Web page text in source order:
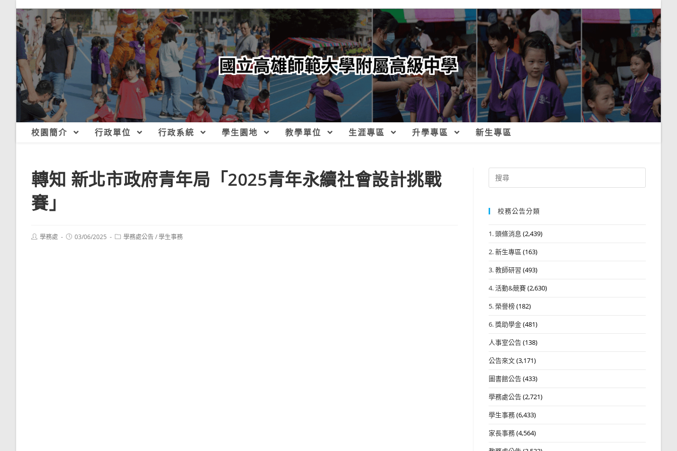
校園簡介 行政單位 行政系統 學生園地 教學單位 生涯專區 升學專區 新生專區
轉知 新北市政府青年局「2025青年永續社會設計挑戰
賽」
Post學務處
Post03/06/2025
Post學務處公告/學生事務
Search
for:
校務公告分類
1. 頭條消息 (2,439)
2. 新生專區 (163)
3. 教師研習 (493)
4. 活動&競賽(2,630)
5. 榮譽榜(182)
6. 獎助學金(481)
人事室公告(138)
公告來文(3,171)
圖書館公告(433)
學務處公告(2,721)
學生事務(6,433)
家長事務(4,564)